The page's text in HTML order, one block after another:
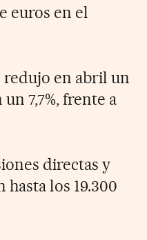
euros en el
redujo en abril un
7,7%, frente a
directas y
los 19.300